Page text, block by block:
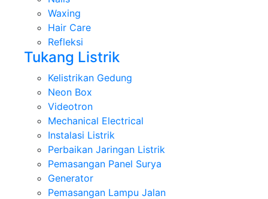
Waxing
Hair Care
Refleksi
Tukang Listrik
Kelistrikan Gedung
Neon Box
Videotron
Mechanical Electrical
Instalasi Listrik
Perbaikan Jaringan Listrik
Pemasangan Panel Surya
Generator
Pemasangan Lampu Jalan